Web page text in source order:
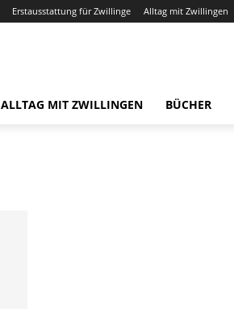
Erstausstattung für Zwillinge Alltag mit Zwillingen
ALLTAG MIT ZWILLINGEN BÜCHER